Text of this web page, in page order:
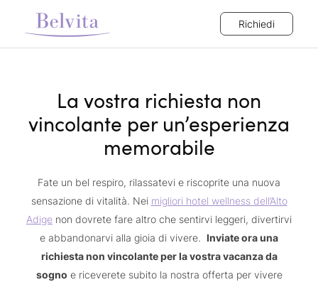
Richiedi
La vostra richiesta non
vincolante per un’esperienza
memorabile
Fate un bel respiro, rilassatevi e riscoprite una nuova
sensazione di vitalità. Nei migliori hotel wellness dell’Alto
Adige non dovrete fare altro che sentirvi leggeri, divertirvi
e abbandonarvi alla gioia di vivere. Inviate ora una
richiesta non vincolante per la vostra vacanza da
sogno e riceverete subito la nostra offerta per vivere